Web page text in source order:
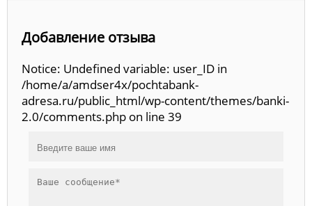
Добавление отзыва
Notice: Undefined variable: user_ID in
/home/a/amdser4x/pochtabank-
adresa.ru/public_html/wp-content/themes/banki-
2.0/comments.php on line 39